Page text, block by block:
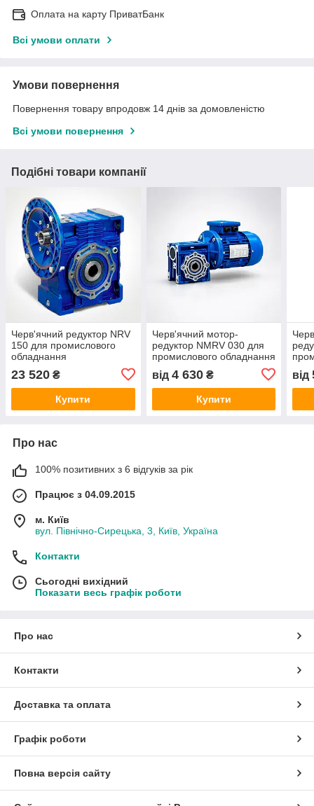
Оплата на карту ПриватБанк
Всі умови оплати
Умови повернення
Повернення товару впродовж 14 днів за домовленістю
Всі умови повернення
Подібні товари компанії
Черв'ячний редуктор NRV
150 для промислового
обладнання
23 520 ₴
Купити
Черв'ячний мотор-
редуктор NMRV 030 для
промислового обладнання
від 4 630₴
Купити
від
Про нас
100% позитивних з 6 відгуків за рік
Працює з 04.09.2015
м. Київ
вул. Північно-Сирецька, 3, Київ, Україна
Контакти
Сьогодні вихідний
Показати весь графік роботи
Про нас
Контакти
Доставка та оплата
Графік роботи
Повна версія сайту